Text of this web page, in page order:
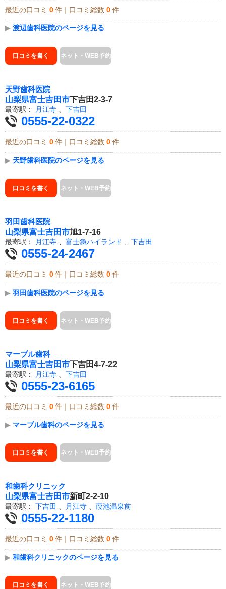
最近の口コミ 0 件｜口コミ総数 0 件
▶ 渡辺歯科医院のページを見る
口コミを書く ネット・WEB予約
天野歯科医院
山梨県富士吉田市下吉田2-3-7
最寄駅： 月江寺 下吉田
0555-22-0322
最近の口コミ 0 件｜口コミ総数 0 件
▶ 天野歯科医院のページを見る
口コミを書く ネット・WEB予約
羽田歯科医院
山梨県富士吉田市旭1-7-16
最寄駅： 月江寺 富士急ハイランド 下吉田
0555-24-2467
最近の口コミ 0 件｜口コミ総数 0 件
▶ 羽田歯科医院のページを見る
口コミを書く ネット・WEB予約
マーブル歯科
山梨県富士吉田市下吉田4-7-22
最寄駅： 月江寺 下吉田
0555-23-6165
最近の口コミ 0 件｜口コミ総数 0 件
▶ マーブル歯科のページを見る
口コミを書く ネット・WEB予約
和歯科クリニック
山梨県富士吉田市新町2-2-10
最寄駅： 下吉田 、 月江寺 、 葭池温泉前
0555-22-1180
最近の口コミ 0 件｜口コミ総数 0 件
▶ 和歯科クリニックのページを見る
口コミを書く ネット・WEB予約